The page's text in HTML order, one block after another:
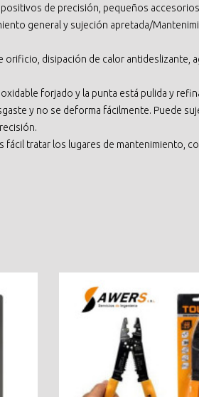
de precisión, pequeños
general y sujeción apretada/
disipación de calor antideslizante,
forjado y la punta está pulida y
y no se deforma fácilmente. Puede
fácil tratar los lugares de mantenimiento,